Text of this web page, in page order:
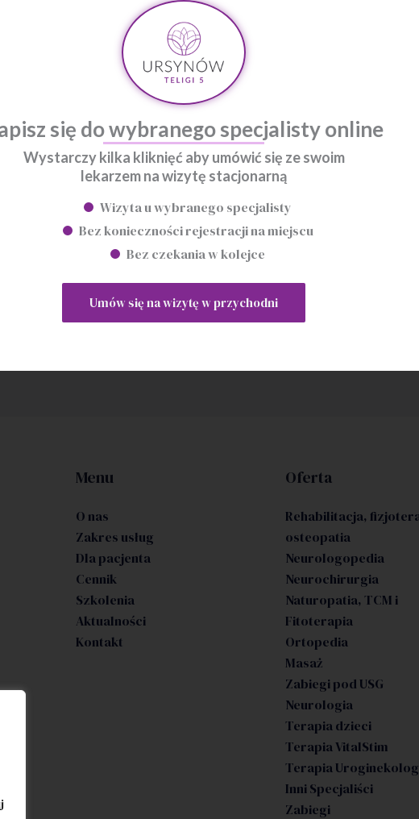
medyczny, który zyskuje na popularności, choć dla wielu wciąż
czym różni się od tradycyjnego treningu na siłowni i jakie korzyści
Menu
O nas
Zakres usług
Dla pacjenta
Cennik
Szkolenia
Aktualności
Kontakt
Oferta
Rehabilitacja,
osteopatia
Neurologopedia
Neurochirurgia
Naturopatia, TCM i
Fitoterapia
Ortopedia
Masaż
Zabiegi pod USG
Neurologia
Terapia dzieci
Terapia VitalStim
Terapia
Inni Specjaliści
Zabiegi
się do wybranego specjalisty online
Wystarczy kilka kliknięć aby umówić się ze swoim
lekarzem na wizytę stacjonarną
Wizyta u wybranego specjalisty
Bez konieczności rejestracji na miejscu
Bez czekania w kolejce
Umów się na wizytę w przychodni